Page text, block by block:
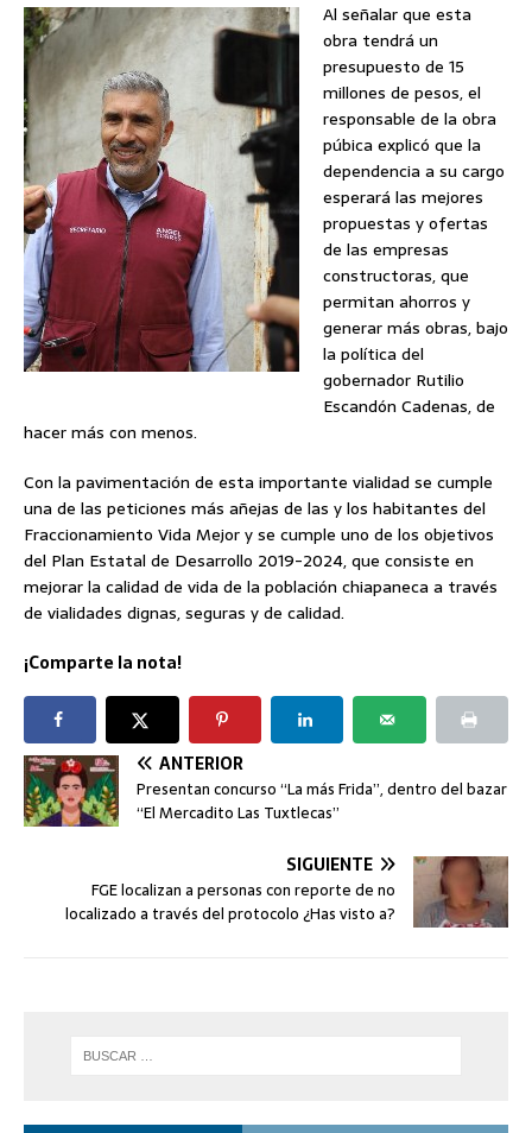
Al señalar que esta
obra tendrá un
presupuesto de 15
millones de pesos, el
responsable de la obra
púbica explicó que la
dependencia a su cargo
esperará las mejores
propuestas y ofertas
de las empresas
constructoras, que
permitan ahorros y
generar más obras, bajo
la política del
gobernador Rutilio
Escandón Cadenas, de
hacer más con menos.
Con la pavimentación de esta importante vialidad se cumple
una de las peticiones más añejas de las y los habitantes del
Fraccionamiento Vida Mejor y se cumple uno de los objetivos
del Plan Estatal de Desarrollo 2019-2024, que consiste en
mejorar la calidad de vida de la población chiapaneca a través
de vialidades dignas, seguras y de calidad.
¡Comparte la nota!
ANTERIOR
Presentan concurso “La más Frida”, dentro del bazar
“El Mercadito Las Tuxtlecas”
SIGUIENTE
FGE localizan a personas con reporte de no
localizado a través del protocolo ¿Has visto a?